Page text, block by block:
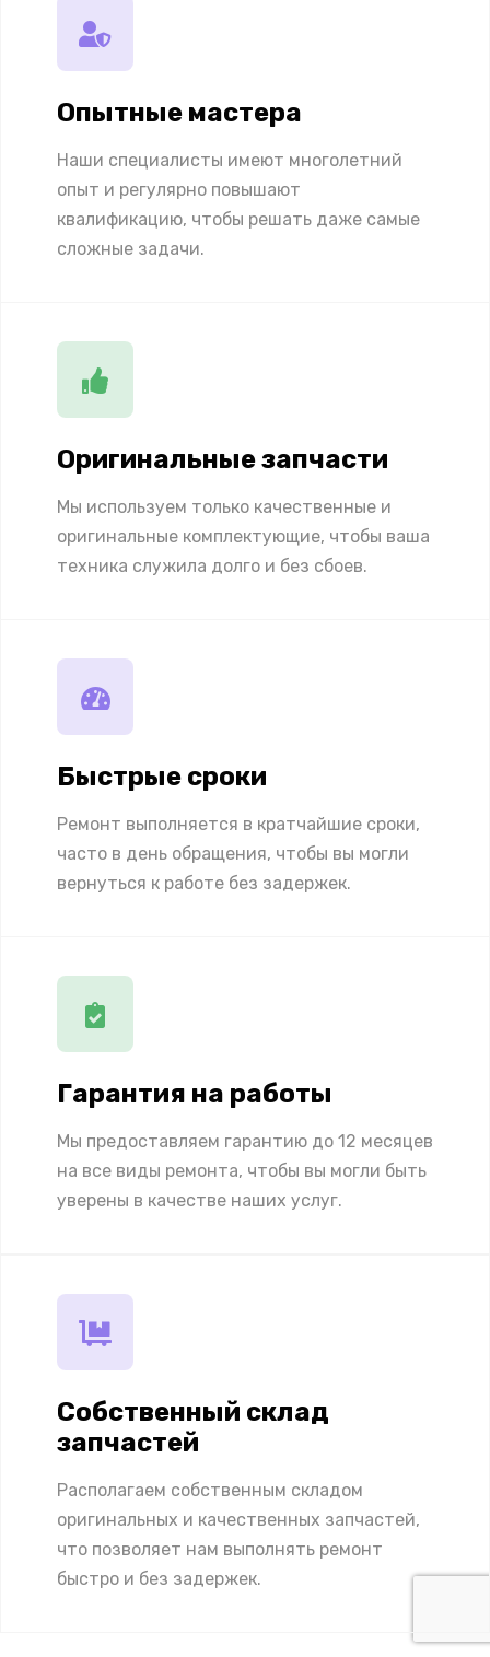
Опытные мастера
Наши специалисты имеют многолетний
опыт и регулярно повышают
квалификацию, чтобы решать даже самые
сложные задачи.
Оригинальные запчасти
Мы используем только качественные и
оригинальные комплектующие, чтобы ваша
техника служила долго и без сбоев.
Быстрые сроки
Ремонт выполняется в кратчайшие сроки,
часто в день обращения, чтобы вы могли
вернуться к работе без задержек.
Гарантия на работы
Мы предоставляем гарантию до 12 месяцев
на все виды ремонта, чтобы вы могли быть
уверены в качестве наших услуг.
Собственный склад
запчастей
Располагаем собственным складом
оригинальных и качественных запчастей,
что позволяет нам выполнять ремонт
быстро и без задержек.